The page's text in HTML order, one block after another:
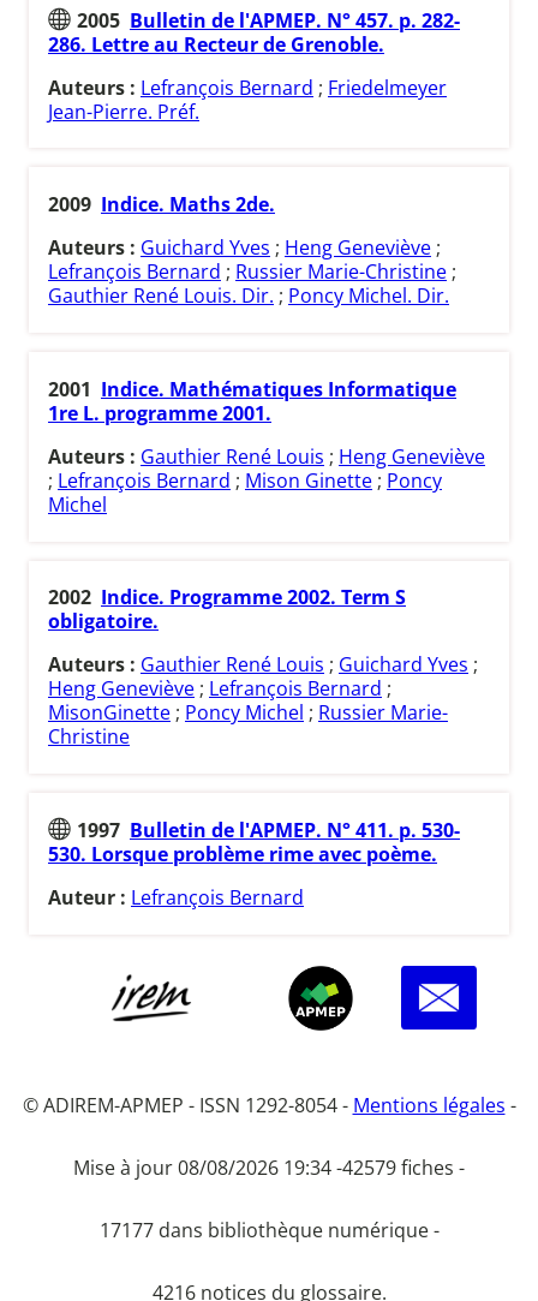
2005 Bulletin de l'APMEP. N° 457. p. 282-
286. Lettre au Recteur de Grenoble.
Auteurs : Lefrançois Bernard ; Friedelmeyer
Jean-Pierre. Préf.
2009 Indice. Maths 2de.
Auteurs : Guichard Yves ; Heng Geneviève ;
Lefrançois Bernard ; Russier Marie-Christine ;
Gauthier René Louis. Dir. ; Poncy Michel. Dir.
2001 Indice. Mathématiques Informatique
1re L. programme 2001.
Auteurs : Gauthier René Louis ; Heng Geneviève
; Lefrançois Bernard ; Mison Ginette ; Poncy
Michel
2002 Indice. Programme 2002. Term S
obligatoire.
Auteurs : Gauthier René Louis ; Guichard Yves ;
Heng Geneviève; Lefrançois Bernard ;
MisonGinette; Poncy Michel ; Russier Marie-
Christine
1997 Bulletin de l'APMEP. N° 411. p. 530-
530. Lorsque problème rime avec poème.
Auteur : Lefrançois Bernard
© ADIREM-APMEP - ISSN 1292-8054 - Mentions légales -
Mise à jour 08/08/2026 19:34 -42579 fiches -
17177 dans bibliothèque numérique -
4216 notices du glossaire.